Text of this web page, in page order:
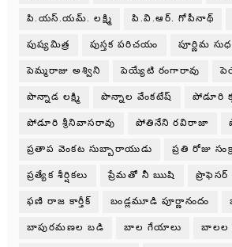
పి.యస్.యమ్. లక్ష్మి పి.వి.ఆర్. గోపీనాథ్
పుష్యమిత్ర పుస్తక పరిచయం పూర్ణిమ సుధ
పెమ్మరాజు అశ్విని పెయ్యేటి రంగారావు
పొన్నాడ లక్ష్మి పొన్నాల వేంకటేష్ పోడూరి
పోడూరి శ్రీనివాసరావు పోతినేని రవిరాజా
ప్రతాప వెంకట సుబ్బారాయుడు ప్రతి రోజు
ప్రత్యేక శీర్షికలు ప్రేమతో నీ ఋషి
ఫణి రాజ కార్తీక్ బండ్లమూడి పూర్ణానందం
బాపురమణల బడి బాల గేయాలు బాలల